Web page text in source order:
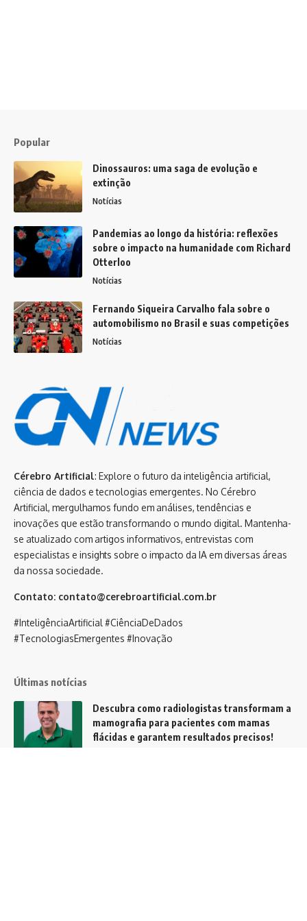
Popular
Dinossauros: uma saga de evolução e
extinção
Notícias
Pandemias ao longo da história: reflexões
sobre o impacto na humanidade com Richard
Otterloo
Notícias
Fernando Siqueira Carvalho fala sobre o
automobilismo no Brasil e suas competições
Notícias
Cérebro Artificial: Explore o futuro da inteligência artificial,
ciência de dados e tecnologias emergentes. No Cérebro
Artificial, mergulhamos fundo em análises, tendências e
inovações que estão transformando o mundo digital. Mantenha-
se atualizado com artigos informativos, entrevistas com
especialistas e insights sobre o impacto da IA em diversas áreas
da nossa sociedade.
Contato: contato@cerebroartificial.com.br
#InteligênciaArtificial #CiênciaDeDados
#TecnologiasEmergentes #Inovação
Últimas notícias
Descubra como radiologistas transformam a
mamografia para pacientes com mamas
flácidas e garantem resultados precisos!